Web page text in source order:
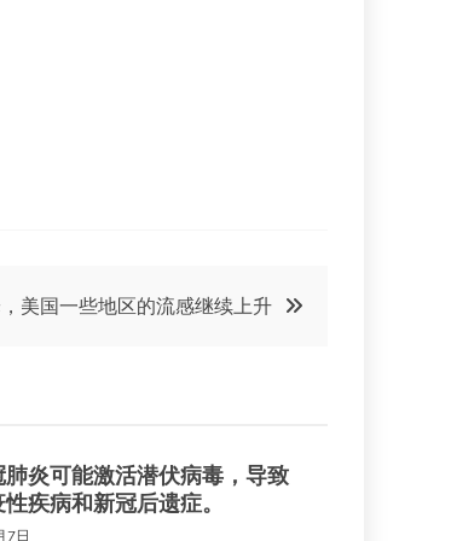
美国一些地区的流感继续上升
炎可能激活潜伏病毒，导致
疾病和新冠后遗症。
7日